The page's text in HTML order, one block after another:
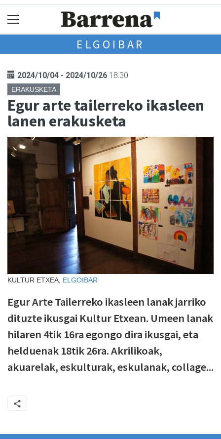
ELGOIBAR
2024/10/04 - 2024/10/26 18:30
ERAKUSKETA
Egur arte tailerreko ikasleen
lanen erakusketa
KULTUR ETXEA, ELGOIBAR
Egur Arte Tailerreko ikasleen lanak jarriko
dituzte ikusgai Kultur Etxean. Umeen lanak
hilaren 4tik 16ra egongo dira ikusgai, eta
helduenak 18tik 26ra. Akrilikoak,
akuarelak, eskulturak, eskulanak, collage...